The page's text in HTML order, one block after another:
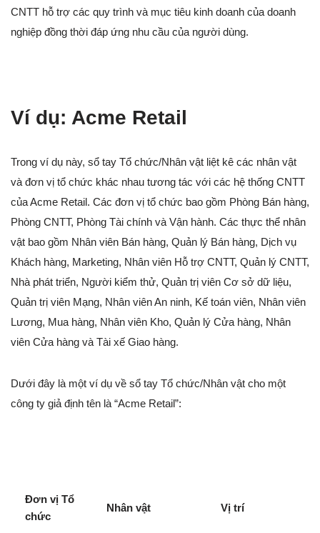
CNTT hỗ trợ các quy trình và mục tiêu kinh doanh của doanh
nghiệp đồng thời đáp ứng nhu cầu của người dùng.
Ví dụ: Acme Retail
Trong ví dụ này, sổ tay Tổ chức/Nhân vật liệt kê các nhân vật
và đơn vị tổ chức khác nhau tương tác với các hệ thống CNTT
của Acme Retail. Các đơn vị tổ chức bao gồm Phòng Bán hàng,
Phòng CNTT, Phòng Tài chính và Vận hành. Các thực thể nhân
vật bao gồm Nhân viên Bán hàng, Quản lý Bán hàng, Dịch vụ
Khách hàng, Marketing, Nhân viên Hỗ trợ CNTT, Quản lý CNTT,
Nhà phát triển, Người kiểm thử, Quản trị viên Cơ sở dữ liệu,
Quản trị viên Mạng, Nhân viên An ninh, Kế toán viên, Nhân viên
Lương, Mua hàng, Nhân viên Kho, Quản lý Cửa hàng, Nhân
viên Cửa hàng và Tài xế Giao hàng.
Dưới đây là một ví dụ về sổ tay Tổ chức/Nhân vật cho một
công ty giả định tên là “Acme Retail”:
Đơn vị Tổ
chức
Nhân vật Vị trí